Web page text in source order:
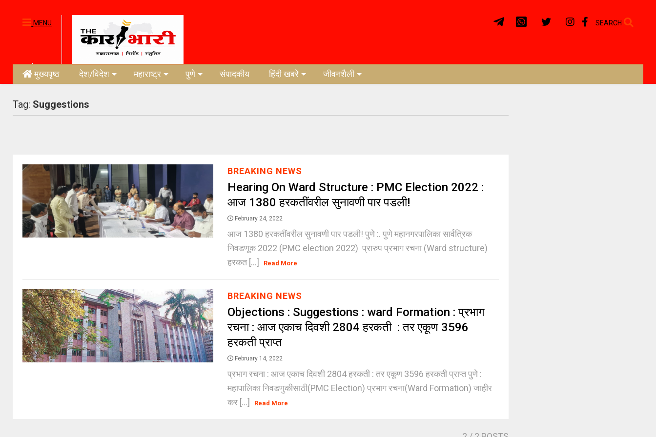
MENU SEARCH
मुख्यपृष्ठ देश/विदेश महाराष्ट्र पुणे संपादकीय हिंदी खबरे जीवनशैली
Tag: Suggestions
BREAKING NEWS
Hearing On Ward Structure : PMC Election 2022 :
आज 1380 हरकतींवरील सुनावणी पार पडली!
February 24, 2022
आज 1380 हरकतींवरील सुनावणी पार पडली! पुणे :. पुणे महानगरपालिका सार्वत्रिक
निवडणूक 2022 (PMC election 2022) प्रारुप प्रभाग रचना (Ward structure)
हरकत [...]
Read More
BREAKING NEWS
Objections : Suggestions : ward Formation : प्रभाग
रचना : आज एकाच दिवशी 2804 हरकती : तर एकूण 3596
हरकती प्राप्त
February 14, 2022
प्रभाग रचना : आज एकाच दिवशी 2804 हरकती : तर एकूण 3596 हरकती प्राप्त पुणे :
महापालिका निवडणुकीसाठी(PMC Election) प्रभाग रचना(Ward Formation) जाहीर
कर [...]
Read More